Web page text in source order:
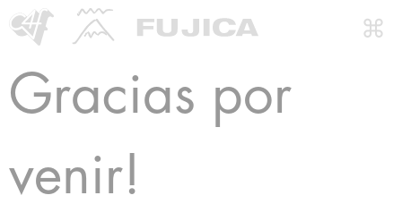
Gracias por
venir!